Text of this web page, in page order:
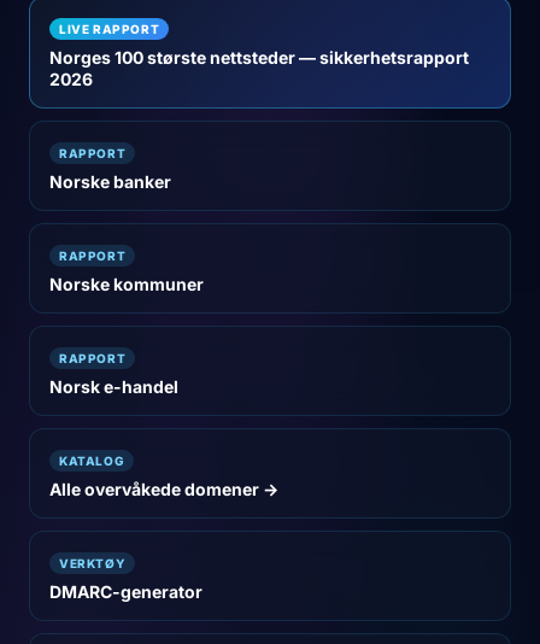
LIVE RAPPORT
Norges 100 største nettsteder — sikkerhetsrapport
2026
RAPPORT
Norske banker
RAPPORT
Norske kommuner
RAPPORT
Norsk e-handel
KATALOG
Alle overvåkede domener →
VERKTØY
DMARC-generator